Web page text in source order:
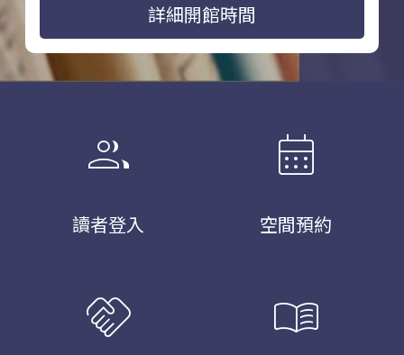
詳細開館時間
group
讀者登入
calendar_month
空間預約
handshake menu_book